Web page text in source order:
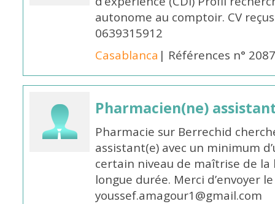
autonome au comptoir. CV
0639315912
Casablanca | Références n°
Pharmacien(ne)
Pharmacie sur Berrechid
assistant(e) avec un minimum
certain niveau de maîtrise de
longue durée. Merci d’envoyer
youssef.amagour1@gmail.com